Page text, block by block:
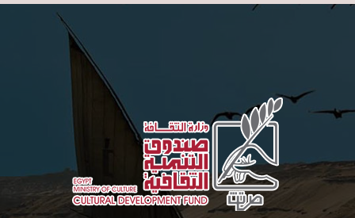
Skip to main content